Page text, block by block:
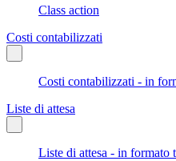
Class action
Costi contabilizzati
Costi contabilizzati - in
Liste di attesa
Liste di attesa - in formato